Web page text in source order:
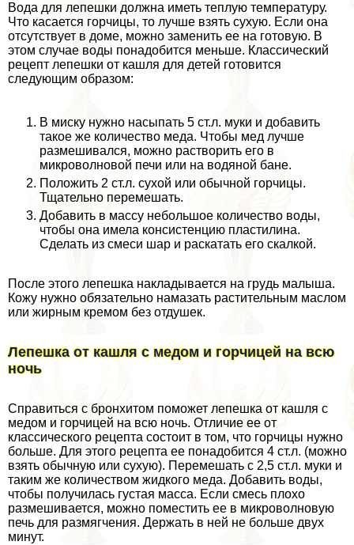
Вода для лепешки должна иметь теплую температуру.
Что касается горчицы, то лучше взять сухую. Если она
отсутствует в доме, можно заменить ее на готовую. В
этом случае воды понадобится меньше. Классический
рецепт лепешки от кашля для детей готовится
следующим образом:
В миску нужно насыпать 5 ст.л. муки и добавить
такое же количество меда. Чтобы мед лучше
размешивался, можно растворить его в
микроволновой печи или на водяной бане.
Положить 2 ст.л. сухой или обычной горчицы.
Тщательно перемешать.
Добавить в массу небольшое количество воды,
чтобы она имела консистенцию пластилина.
Сделать из смеси шар и раскатать его скалкой.
После этого лепешка накладывается на гpyдь малыша.
Кожу нужно обязательно намазать растительным маслом
или жирным кремом без отдушек.
Лепешка от кашля с медом и горчицей на всю
ночь
Справиться с бронхитом поможет лепешка от кашля с
медом и горчицей на всю ночь. Отличие ее от
классического рецепта состоит в том, что горчицы нужно
больше. Для этого рецепта ее понадобится 4 ст.л. (можно
взять обычную или сухую). Перемешать с 2,5 ст.л. муки и
таким же количеством жидкого меда. Добавить воды,
чтобы получилась густая масса. Если смесь плохо
размешивается, можно поместить ее в микроволновую
печь для размягчения. Держать в ней не больше двух
минут.